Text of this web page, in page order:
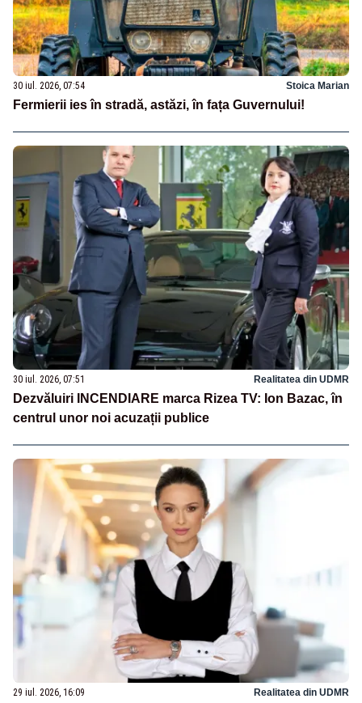
30 iul. 2026, 07:54 Stoica Marian
Fermierii ies în stradă, astăzi, în fața Guvernului!
30 iul. 2026, 07:51 Realitatea din UDMR
Dezvăluiri INCENDIARE marca Rizea TV: Ion Bazac, în
centrul unor noi acuzații publice
29 iul. 2026, 16:09 Realitatea din UDMR